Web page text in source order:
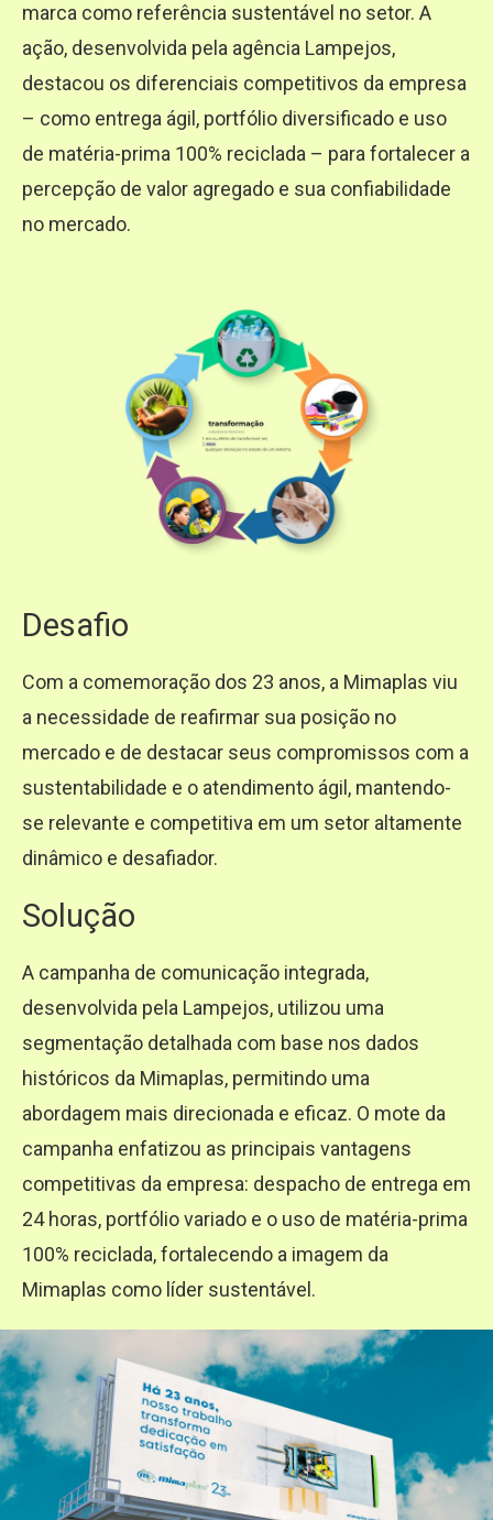
marca como referência sustentável no setor. A
ação, desenvolvida pela agência Lampejos,
destacou os diferenciais competitivos da empresa
– como entrega ágil, portfólio diversificado e uso
de matéria-prima 100% reciclada – para fortalecer a
percepção de valor agregado e sua confiabilidade
no mercado.
Desafio
Com a comemoração dos 23 anos, a Mimaplas viu
a necessidade de reafirmar sua posição no
mercado e de destacar seus compromissos com a
sustentabilidade e o atendimento ágil, mantendo-
se relevante e competitiva em um setor altamente
dinâmico e desafiador.
Solução
A campanha de comunicação integrada,
desenvolvida pela Lampejos, utilizou uma
segmentação detalhada com base nos dados
históricos da Mimaplas, permitindo uma
abordagem mais direcionada e eficaz. O mote da
campanha enfatizou as principais vantagens
competitivas da empresa: despacho de entrega em
24 horas, portfólio variado e o uso de matéria-prima
100% reciclada, fortalecendo a imagem da
Mimaplas como líder sustentável.